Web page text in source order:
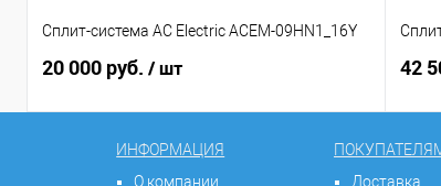
Сплит-система AC Electric ACEM-09HN1_16Y
20 000 руб. / шт 42
ИНФОРМАЦИЯ
О компании
Доставка